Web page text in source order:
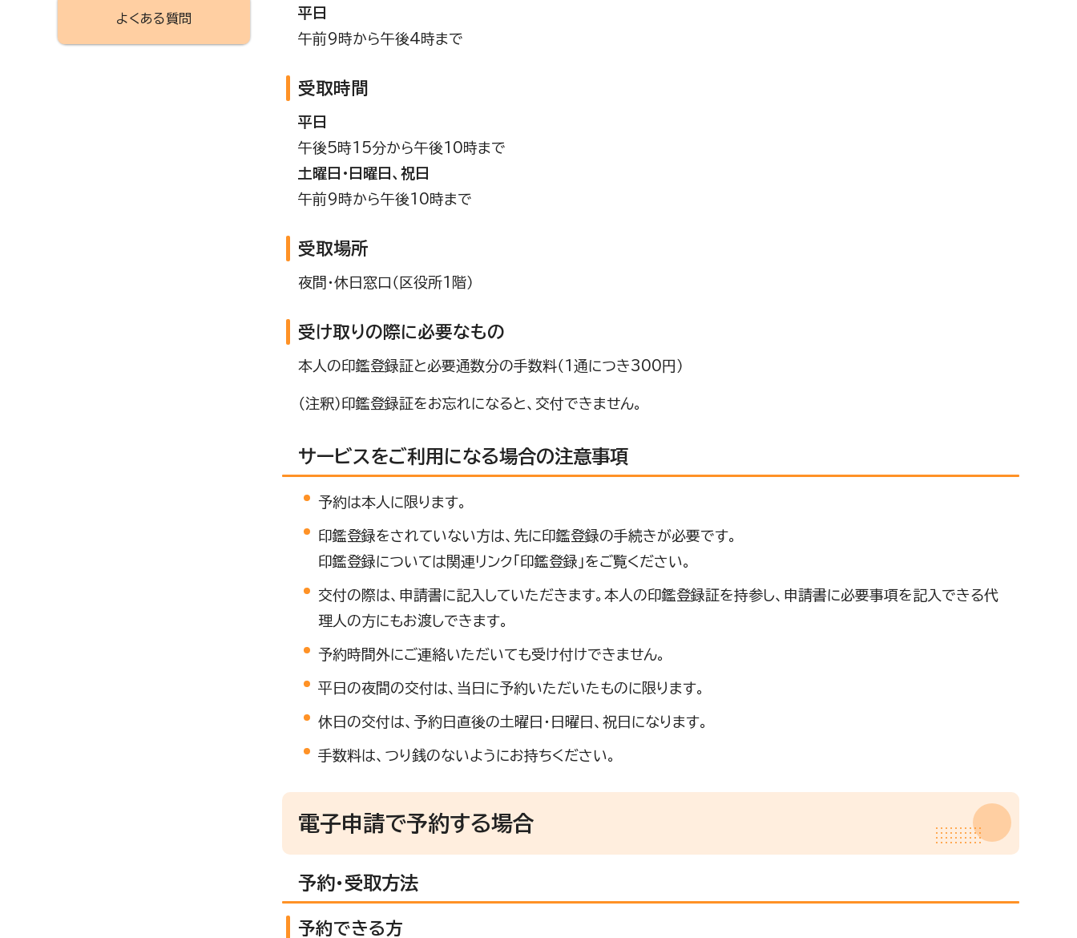
平日
午前9時から午後4時まで
受取時間
平日
午後5時15分から午後10時まで
土曜日・日曜日、祝日
午前9時から午後10時まで
受取場所
夜間・休日窓口（区役所1階）
受け取りの際に必要なもの
本人の印鑑登録証と必要通数分の手数料（1通につき300円）
（注釈）印鑑登録証をお忘れになると、交付できません。
サービスをご利用になる場合の注意事項
予約は本人に限ります。
印鑑登録をされていない方は、先に印鑑登録の手続きが必要です。
印鑑登録については関連リンク「印鑑登録」をご覧ください。
交付の際は、申請書に記入していただきます。本人の印鑑登録証を持参し、申請書に必要事項を記入できる代
理人の方にもお渡しできます。
予約時間外にご連絡いただいても受け付けできません。
平日の夜間の交付は、当日に予約いただいたものに限ります。
休日の交付は、予約日直後の土曜日・日曜日、祝日になります。
手数料は、つり銭のないようにお持ちください。
電子申請で予約する場合
予約・受取方法
予約できる方
よくある質問